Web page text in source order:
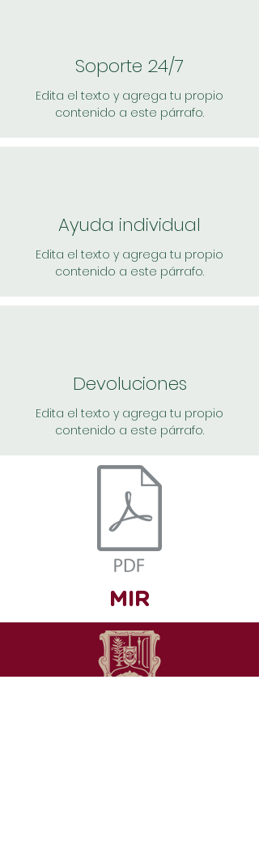
Soporte 24/7
Edita el texto y agrega tu propio
contenido a este párrafo.
Ayuda individual
Edita el texto y agrega tu propio
contenido a este párrafo.
Devoluciones
Edita el texto y agrega tu propio
contenido a este párrafo.
MIR